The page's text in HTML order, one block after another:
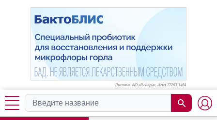
Реклама. АО «Р-Фарм», ИНН 7726311464